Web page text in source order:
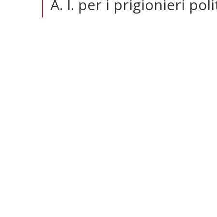
A. I. per i prigionieri